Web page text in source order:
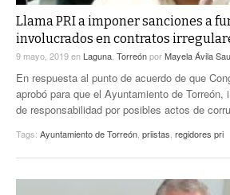
Llama PRI a imponer sanciones a
involucrados en contratos
9 mayo, 2019en Laguna TorreónporMayela Ávila
En respuesta al punto de acuerdo de que
aprobó para que el Ayuntamiento de Torreón,
de responsabilidad por posibles actos de
Tags: Ayuntamiento de Torreón priistas regidores pri